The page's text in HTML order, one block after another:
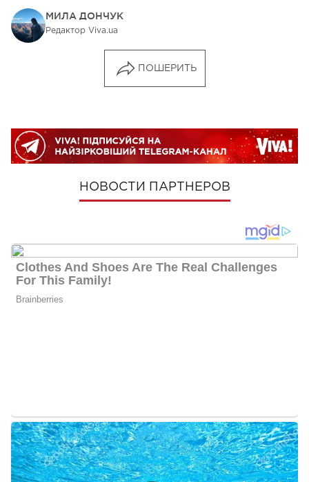
МИЛА ДОНЧУК
Редактор Viva.ua
ПОШЕРИТЬ
НОВОСТИ ПАРТНЕРОВ